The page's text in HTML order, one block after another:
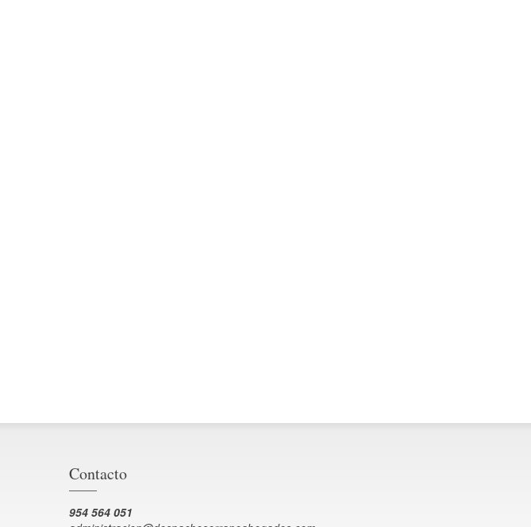
Contacto
954 564 051